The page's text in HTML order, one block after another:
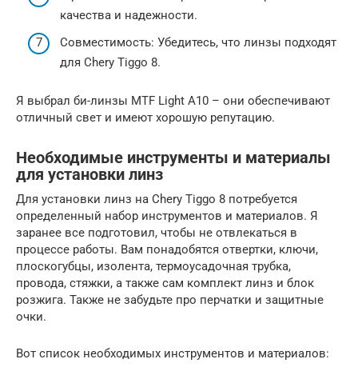
качества и надежности.
Совместимость: Убедитесь, что линзы подходят
для Chery Tiggo 8.
Я выбрал би-линзы MTF Light A10 – они обеспечивают
отличный свет и имеют хорошую репутацию.
Необходимые инструменты и материалы
для установки линз
Для установки линз на Chery Tiggo 8 потребуется
определенный набор инструментов и материалов. Я
заранее все подготовил, чтобы не отвлекаться в
процессе работы. Вам понадобятся отвертки, ключи,
плоскогубцы, изолента, термоусадочная трубка,
провода, стяжки, а также сам комплект линз и блок
розжига. Также не забудьте про перчатки и защитные
очки.
Вот список необходимых инструментов и материалов: